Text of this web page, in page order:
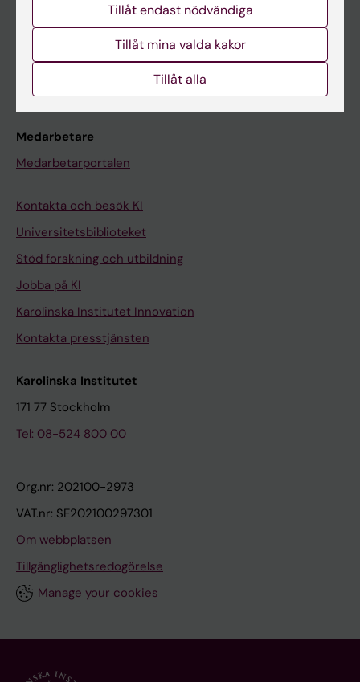
Studentmejlen
Kurs- och programwebbar
Medarbetare
Medarbetarportalen
Kontakta och besök KI
Universitetsbiblioteket
Stöd forskning och utbildning
Jobba på KI
Karolinska Institutet Innovation
Kontakta presstjänsten
Karolinska Institutet
171 77 Stockholm
Tel: 08-524 800 00
Org.nr: 202100-2973
VAT.nr: SE202100297301
Om webbplatsen
Tillgänglighetsredogörelse
Manage your cookies
Tillåt endast nödvändiga
Tillåt mina valda kakor
Tillåt alla